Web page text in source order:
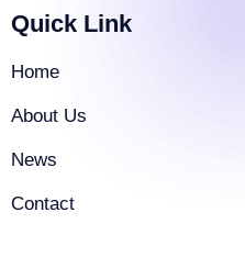
Quick Link
Home
About Us
News
Contact